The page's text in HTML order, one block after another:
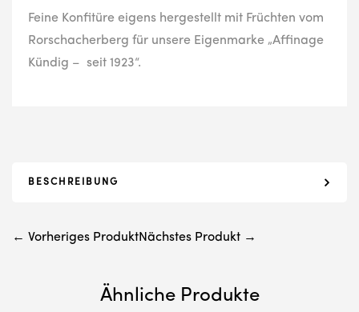
Feine Konfitüre eigens hergestellt mit Früchten vom
Rorschacherberg für unsere Eigenmarke „Affinage
Kündig – seit 1923“.
BESCHREIBUNG
← Vorheriges ProduktNächstes Produkt →
Ähnliche Produkte